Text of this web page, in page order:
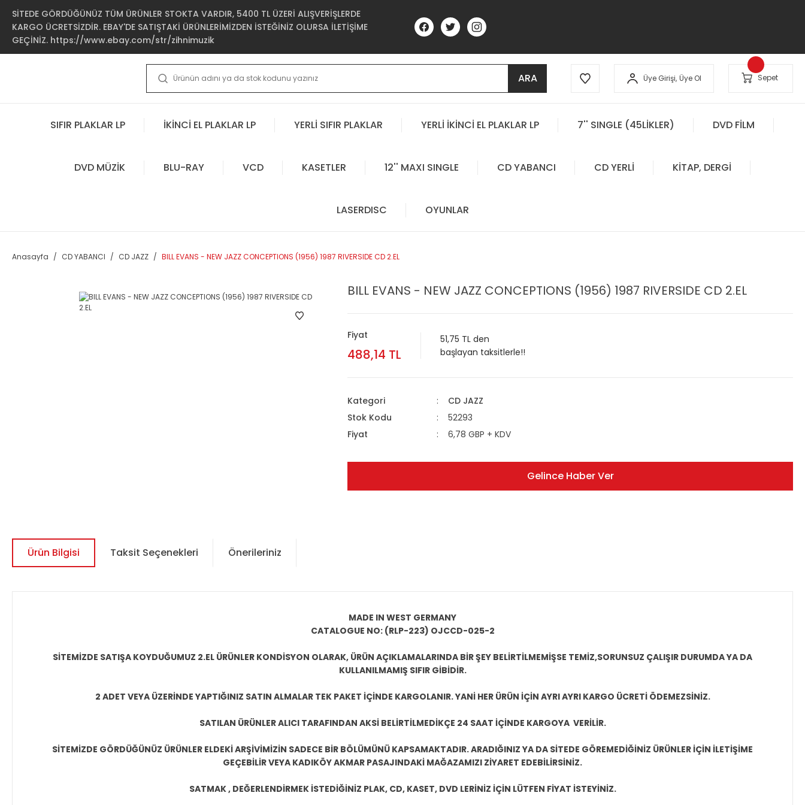
SİTEDE GÖRDÜĞÜNÜZ TÜM ÜRÜNLER STOKTA VARDIR, 5400 TL ÜZERİ ALIŞVERİŞLERDE
KARGO ÜCRETSİZDİR. EBAY'DE SATIŞTAKİ ÜRÜNLERİMİZDEN İSTEĞİNİZ OLURSA İLETİŞİME
GEÇİNİZ. https://www.ebay.com/str/zihnimuzik
ARA Üye Girişi, Üye Ol Sepet
SIFIR PLAKLAR LP İKİNCİ EL PLAKLAR LP YERLİ SIFIR PLAKLAR YERLİ İKİNCİ EL PLAKLAR LP 7'' SINGLE (45LİKLER) DVD FİLM
DVD MÜZİK BLU-RAY VCD KASETLER 12'' MAXI SINGLE CD YABANCI CD YERLİ KİTAP, DERGİ
LASERDISC OYUNLAR
Anasayfa CD YABANCI CD JAZZ BILL EVANS - NEW JAZZ CONCEPTIONS (1956) 1987 RIVERSIDE CD 2.EL
BILL EVANS - NEW JAZZ CONCEPTIONS (1956) 1987 RIVERSIDE CD 2.EL
Fiyat
488,14 TL
51,75 TL den
başlayan taksitlerle!!
Kategori
CD JAZZ
Stok Kodu
52293
Fiyat
6,78 GBP + KDV
Gelince Haber Ver
Ürün Bilgisi Taksit Seçenekleri Önerileriniz
MADE IN WEST GERMANY
CATALOGUE NO: (RLP-223) OJCCD-025-2
SİTEMİZDE SATIŞA KOYDUĞUMUZ 2.EL ÜRÜNLER KONDİSYON OLARAK, ÜRÜN AÇIKLAMALARINDA BİR ŞEY BELİRTİLMEMİŞSE TEMİZ,SORUNSUZ ÇALIŞIR DURUMDA YA DA
KULLANILMAMIŞ SIFIR GİBİDİR.
2 ADET VEYA ÜZERİNDE YAPTIĞINIZ SATIN ALMALAR TEK PAKET İÇİNDE KARGOLANIR. YANİ HER ÜRÜN İÇİN AYRI AYRI KARGO ÜCRETİ ÖDEMEZSİNİZ.
SATILAN ÜRÜNLER ALICI TARAFINDAN AKSİ BELİRTİLMEDİKÇE 24 SAAT İÇİNDE KARGOYA VERİLİR.
SİTEMİZDE GÖRDÜĞÜNÜZ ÜRÜNLER ELDEKİ ARŞİVİMİZİN SADECE BİR BÖLÜMÜNÜ KAPSAMAKTADIR. ARADIĞINIZ YA DA SİTEDE GÖREMEDİĞİNİZ ÜRÜNLER İÇİN İLETİŞİME
GEÇEBİLİR VEYA KADIKÖY AKMAR PASAJINDAKİ MAĞAZAMIZI ZİYARET EDEBİLİRSİNİZ.
SATMAK , DEĞERLENDİRMEK İSTEDİĞİNİZ PLAK, CD, KASET, DVD LERİNİZ İÇİN LÜTFEN FİYAT İSTEYİNİZ.